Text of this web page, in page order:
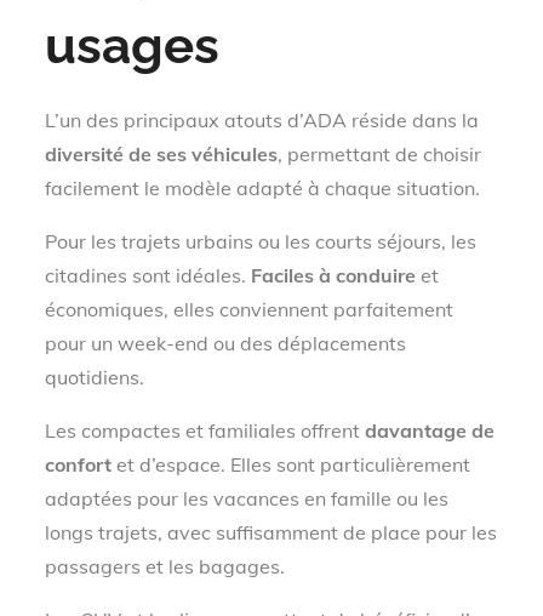
usages
L’un des principaux atouts d’ADA réside dans la
diversité de ses véhicules, permettant de choisir
facilement le modèle adapté à chaque situation.
Pour les trajets urbains ou les courts séjours, les
citadines sont idéales. Faciles à conduire et
économiques, elles conviennent parfaitement
pour un week-end ou des déplacements
quotidiens.
Les compactes et familiales offrentdavantage de
confortet d’espace. Elles sont particulièrement
adaptées pour les vacances en famille ou les
longs trajets, avec suffisamment de place pour les
passagers et les bagages.